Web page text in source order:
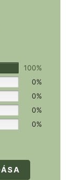
100%
0%
0%
0%
0%